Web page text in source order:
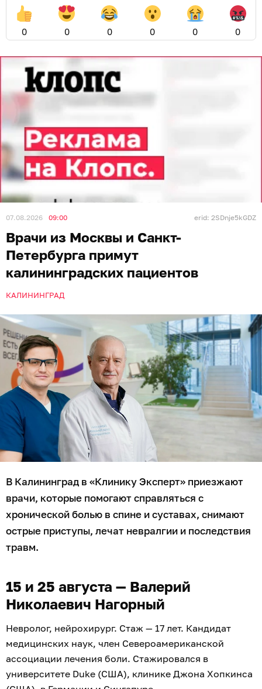
0 0 0 0 0 0
07.08.2026 09:00 erid: 2SDnje5kGDZ
Врачи из Москвы и Санкт-
Петербурга примут
калининградских пациентов
КАЛИНИНГРАД
В Калининград в «Клинику Эксперт» приезжают
врачи, которые помогают справляться с
хронической болью в спине и суставах, снимают
острые приступы, лечат невралгии и последствия
травм.
15 и 25 августа — Валерий
Николаевич Нагорный
Невролог, нейрохирург. Стаж — 17 лет. Кандидат
медицинских наук, член Североамериканской
ассоциации лечения боли. Стажировался в
университете Duke (США), клинике Джона Хопкинса